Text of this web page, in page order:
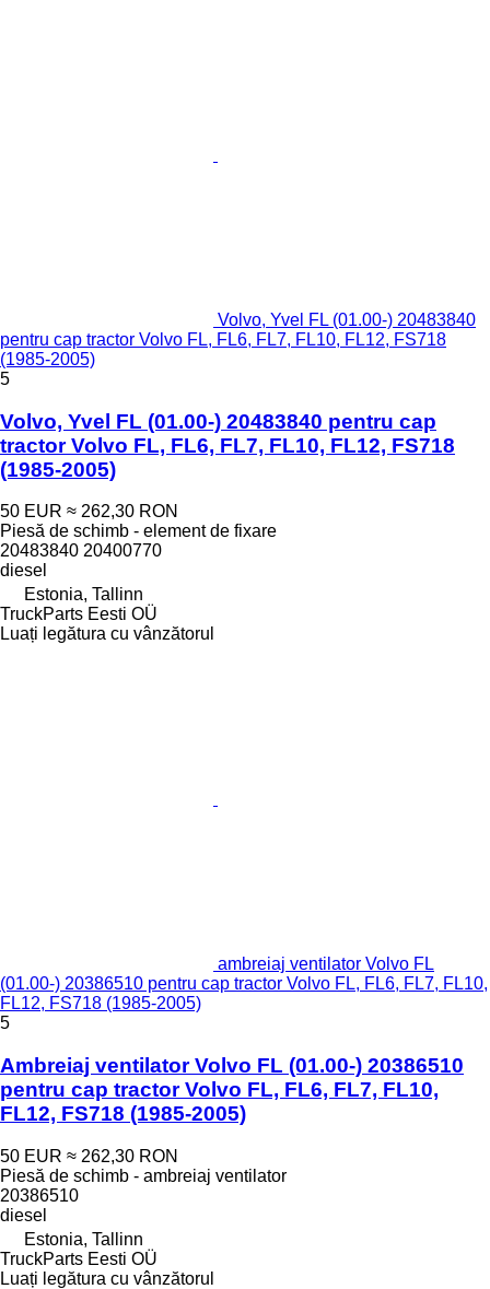
Volvo, Yvel FL (01.00-) 20483840
pentru cap tractor Volvo FL, FL6, FL7, FL10, FL12, FS718
(1985-2005)
5
Volvo, Yvel FL (01.00-) 20483840 pentru cap
tractor Volvo FL, FL6, FL7, FL10, FL12, FS718
(1985-2005)
50 EUR ≈ 262,30 RON
Piesă de schimb - element de fixare
20483840 20400770
diesel
Estonia, Tallinn
TruckParts Eesti OÜ
Luați legătura cu vânzătorul
ambreiaj ventilator Volvo FL
(01.00-) 20386510 pentru cap tractor Volvo FL, FL6, FL7, FL10,
FL12, FS718 (1985-2005)
5
Ambreiaj ventilator Volvo FL (01.00-) 20386510
pentru cap tractor Volvo FL, FL6, FL7, FL10,
FL12, FS718 (1985-2005)
50 EUR ≈ 262,30 RON
Piesă de schimb - ambreiaj ventilator
20386510
diesel
Estonia, Tallinn
TruckParts Eesti OÜ
Luați legătura cu vânzătorul